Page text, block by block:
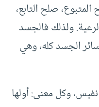
صلح التابع،
ولذلك فالجسد
الجسد كله، وهي
وكل معنى: أولها